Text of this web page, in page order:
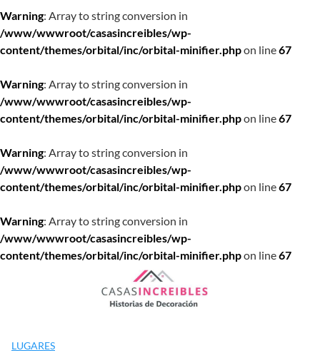
Warning: Array to string conversion in
/www/wwwroot/casasincreibles/wp-
content/themes/orbital/inc/orbital-minifier.phpon line67
Warning: Array to string conversion in
/www/wwwroot/casasincreibles/wp-
content/themes/orbital/inc/orbital-minifier.phpon line67
Warning: Array to string conversion in
/www/wwwroot/casasincreibles/wp-
content/themes/orbital/inc/orbital-minifier.phpon line67
Warning: Array to string conversion in
/www/wwwroot/casasincreibles/wp-
content/themes/orbital/inc/orbital-minifier.phpon line67
LUGARES